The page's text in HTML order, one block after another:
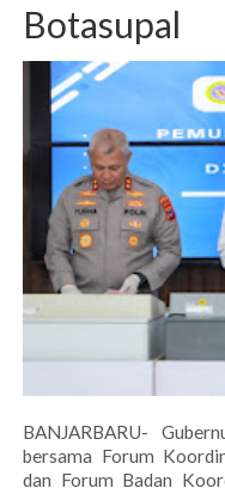
Botasupal
BANJARBARU-
bersama Forum
dan Forum Badan